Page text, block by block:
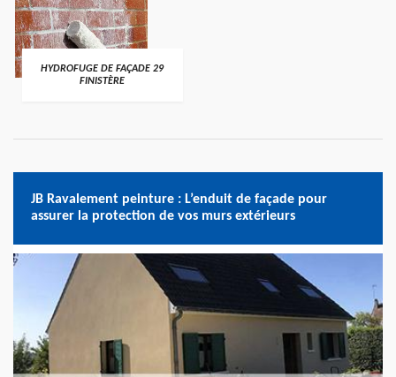
HYDROFUGE DE FAÇADE 29
FINISTÈRE
JB Ravalement peinture : L’enduit de façade pour
assurer la protection de vos murs extérieurs